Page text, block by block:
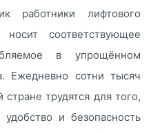
работники лифтового
соответствующее
в упрощённом
Ежедневно сотни тысяч
трудятся для того,
и безопасность